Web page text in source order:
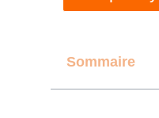
Sommaire